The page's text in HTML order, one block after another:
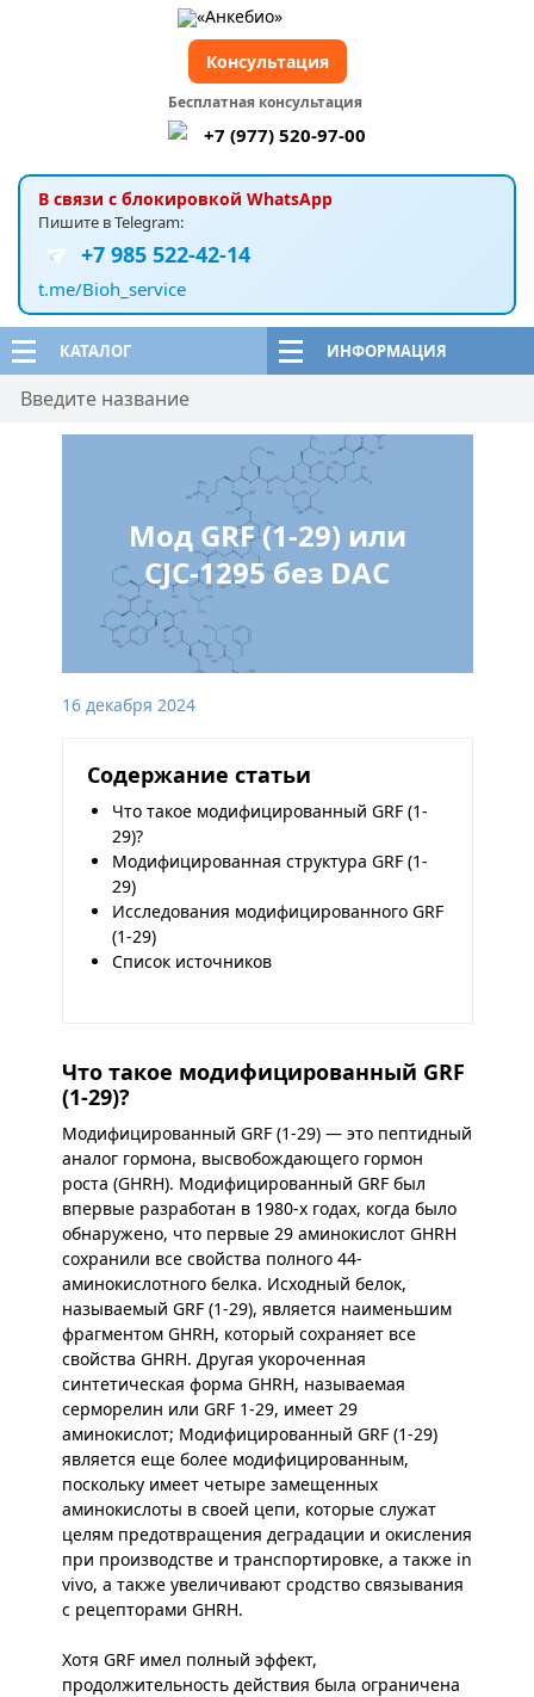
КАТАЛОГ ИНФОРМАЦИЯ
В связи с блокировкой WhatsApp
Пишите в Telegram:
+7 985 522-42-14
t.me/Bioh_service
Бесплатная консультация
+7 (977) 520-97-00
Консультация
Мод GRF (1-29) или
CJC-1295 без DAC
16 декабря 2024
Содержание статьи
Что такое модифицированный GRF (1-
29)?
Модифицированная структура GRF (1-
29)
Исследования модифицированного GRF
(1-29)
Список источников
Что такое модифицированный GRF
(1-29)?
Модифицированный GRF (1-29) — это пептидный
аналог гормона, высвобождающего гормон
роста (GHRH). Модифицированный GRF был
впервые разработан в 1980-х годах, когда было
обнаружено, что первые 29 аминокислот GHRH
сохранили все свойства полного 44-
аминокислотного белка. Исходный белок,
называемый GRF (1-29), является наименьшим
фрагментом GHRH, который сохраняет все
свойства GHRH. Другая укороченная
синтетическая форма GHRH, называемая
серморелин или GRF 1-29, имеет 29
аминокислот; Модифицированный GRF (1-29)
является еще более модифицированным,
поскольку имеет четыре замещенных
аминокислоты в своей цепи, которые служат
целям предотвращения деградации и окисления
при производстве и транспортировке, а также in
vivo, а также увеличивают сродство связывания
с рецепторами GHRH.
Хотя GRF имел полный эффект,
продолжительность действия была ограничена